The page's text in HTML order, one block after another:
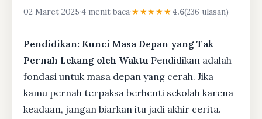
02 Maret 2025·4 menit baca·★★★★★4.6(236 ulasan)
Pendidikan: Kunci Masa Depan yang Tak
Pernah Lekang oleh Waktu Pendidikan adalah
fondasi untuk masa depan yang cerah. Jika
kamu pernah terpaksa berhenti sekolah karena
keadaan, jangan biarkan itu jadi akhir cerita.